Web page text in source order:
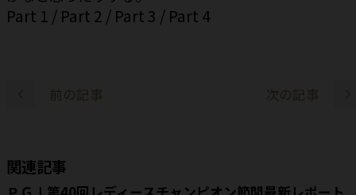
Part 1 / Part 2 / Part 3 / Part 4
前の記事 次の記事
関連記事